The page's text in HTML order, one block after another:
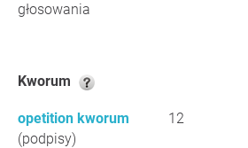
głosowania
Kworum
opetition kworum
(podpisy)
12